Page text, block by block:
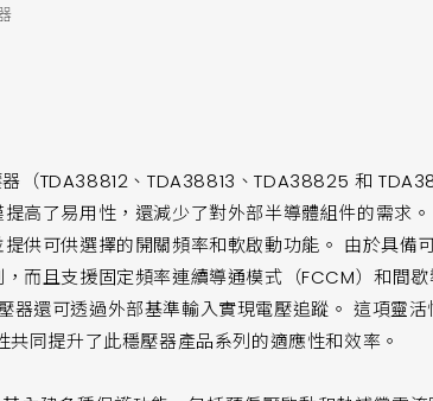
（TDA38812、TDA38813、TDA38825 和
高了易用性，還減少了對外部半導體組件的需求
供可供選擇的開關頻率和軟啟動功能。 由於具備
而且支援固定頻率連續導通模式（FCCM）和間
器還可透過外部基準輸入實現電壓追蹤。 這項靈活
同提升了此穩壓器產品系列的適應性和效率。